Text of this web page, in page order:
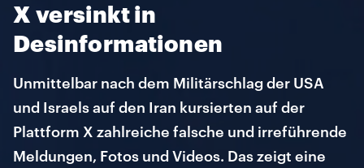
X versinkt in
Desinformationen
Unmittelbar nach dem Militärschlag der USA
und Israels auf den Iran kursierten auf der
Plattform X zahlreiche falsche und irreführende
Meldungen, Fotos und Videos. Das zeigt eine